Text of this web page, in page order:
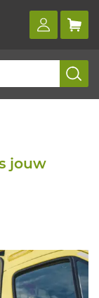
jouw kleding
jouw